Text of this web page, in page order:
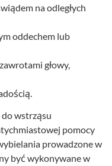
na odległych
oddechem lub
głowy,
wstrząsu
pomocy
prowadzone w
być wykonywane w